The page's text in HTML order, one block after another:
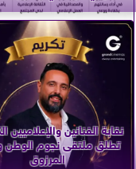
نقابة الفنانين والإعلاميين
تطلق ملتقى نجوم الوطن
المرزوق